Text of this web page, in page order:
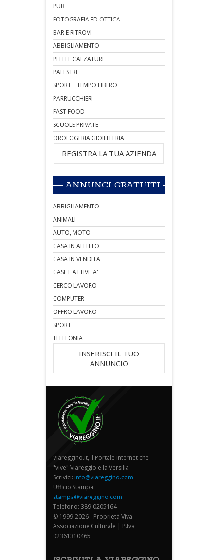
PUB
FOTOGRAFIA ED OTTICA
BAR E RITROVI
ABBIGLIAMENTO
PELLI E CALZATURE
PALESTRE
SPORT E TEMPO LIBERO
PARRUCCHIERI
FAST FOOD
SCUOLE PRIVATE
OROLOGERIA GIOIELLERIA
REGISTRA LA TUA AZIENDA
ANNUNCI GRATUITI
ABBIGLIAMENTO
ANIMALI
AUTO, MOTO
CASA IN AFFITTO
CASA IN VENDITA
CASE E ATTIVITA'
CERCO LAVORO
COMPUTER
OFFRO LAVORO
SPORT
TELEFONIA
INSERISCI IL TUO
ANNUNCIO
Viareggino.it, il Portale internet che
"vive" Viareggio e la Versilia
Scrivici: info@viareggino.com
Ufficio Stampa:
stampa@viareggino.com
Telefono: 389-0205164
© 1999-2026 - Proprietà Viva
Associazione Culturale | P.Iva
02361310465